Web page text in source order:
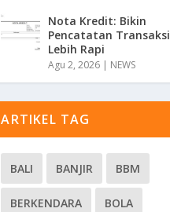
Nota Kredit: Bikin
Pencatatan Transaksi
Lebih Rapi
Agu 2, 2026 | NEWS
ARTIKEL TAG
BALI BANJIR BBM
BERKENDARA BOLA